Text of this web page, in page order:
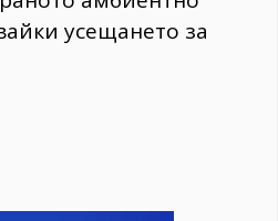
усещането за